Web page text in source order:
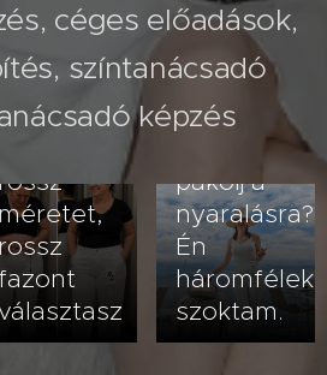
céges előadások,
színtanácsadó
képzés
A fehér
–
méretet,
fazont
2026.07.23
Hogyan
pakolj a
nyaralásra?
Én
szoktam.